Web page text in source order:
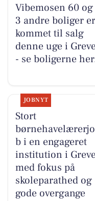
Vibemosen 60 og
3 andre boliger er
kommet til salg
denne uge i
- se boligerne
JOBNYT
Stort
børnehavelærerjo
b i en engageret
institution i
med fokus på
skoleparathed og
gode overgange